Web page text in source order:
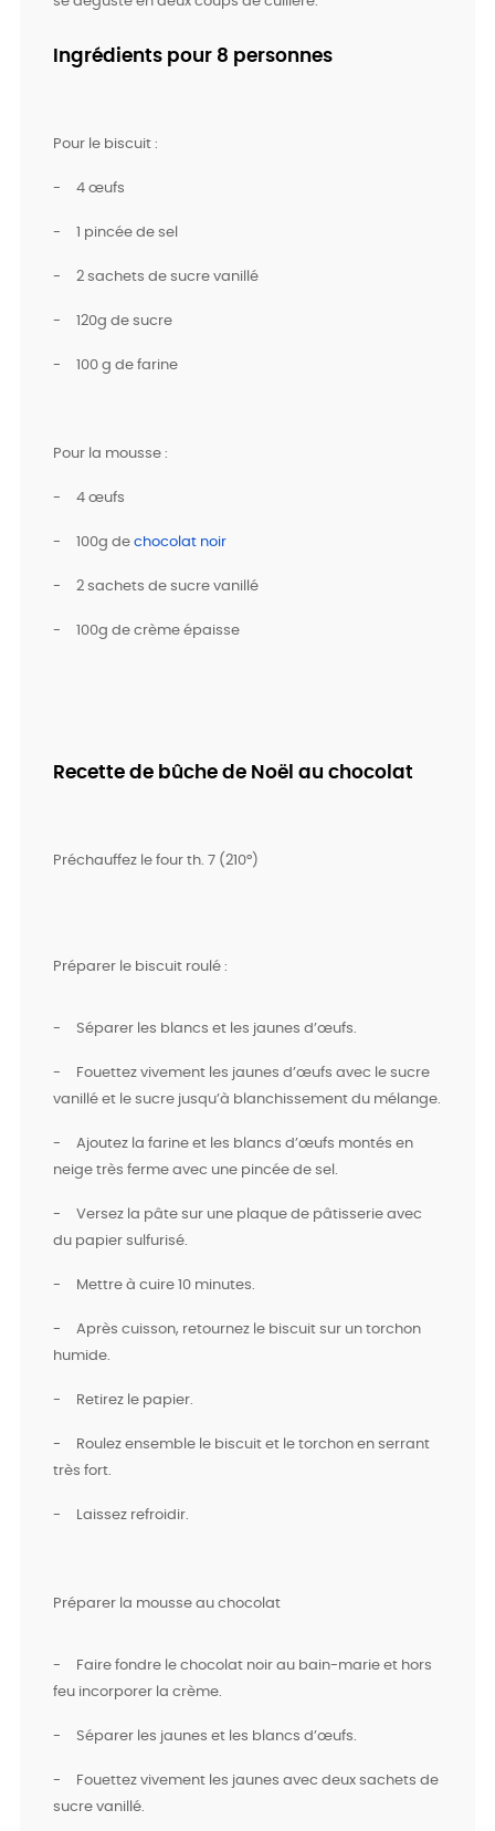
Ingrédients pour 8 personnes
Pour le biscuit :
- 4 œufs
- 1 pincée de sel
- 2 sachets de sucre vanillé
- 120g de sucre
- 100 g de farine
Pour la mousse :
- 4 œufs
- 100g de chocolat noir
- 2 sachets de sucre vanillé
- 100g de crème épaisse
Recette de bûche de Noël au chocolat
Préchauffez le four th. 7 (210°)
Préparer le biscuit roulé :
- Séparer les blancs et les jaunes d’œufs.
-
Fouettez vivement les jaunes d’œufs avec le sucre
vanillé et le sucre jusqu’à blanchissement du mélange.
-
Ajoutez la farine et les blancs d’œufs montés en
neige très ferme avec une pincée de sel.
-
Versez la pâte sur une plaque de pâtisserie avec
du papier sulfurisé.
- Mettre à cuire 10 minutes.
-
Après cuisson, retournez le biscuit sur un torchon
humide.
- Retirez le papier.
-
Roulez ensemble le biscuit et le torchon en serrant
très fort.
- Laissez refroidir.
Préparer la mousse au chocolat
-
Faire fondre le chocolat noir au bain-marie et hors
feu incorporer la crème.
- Séparer les jaunes et les blancs d’œufs.
-
Fouettez vivement les jaunes avec deux sachets de
sucre vanillé.